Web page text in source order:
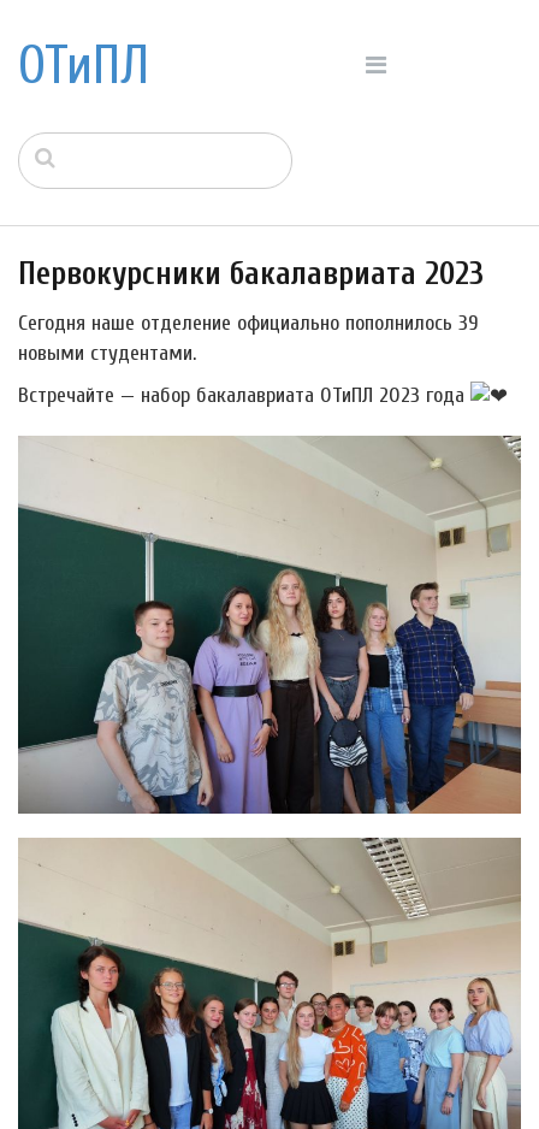
ОТиПЛ
Первокурсники бакалавриата 2023
Сегодня наше отделение официально пополнилось 39
новыми студентами.
Встречайте — набор бакалавриата ОТиПЛ 2023 года